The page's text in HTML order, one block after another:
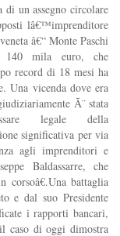
un assegno circolare
lâ€™imprenditore
â€“ Monte Paschi
mila euro, che
record di 18 mesi ha
Una vicenda dove era
Ã¨ stata
legale della
significativa per via
agli imprenditori e
Baldassarre, che
battaglia
e dal suo Presidente
i rapporti bancari,
caso di oggi dimostra